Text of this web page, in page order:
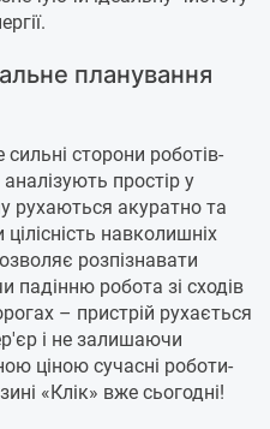
планування
сторони роботів-
простір у
рухаються акуратно та
навколишніх
розпізнавати
падінню робота зі сходів
– пристрій рухається
і не залишаючи
ціною сучасні роботи-
«Клік» вже сьогодні!